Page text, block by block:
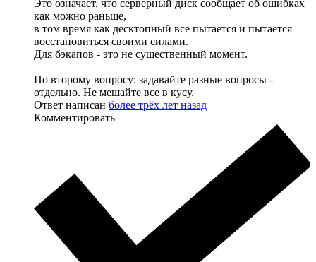
Это означает, что серверный диск сообщает об ошибках
как можно раньше,
в том время как десктопный все пытается и пытается
восстановиться своими силами.
Для бэкапов - это не существенный момент.
По второму вопросу: задавайте разные вопросы -
отдельно. Не мешайте все в кусу.
Ответ написан более трёх лет назад
Комментировать